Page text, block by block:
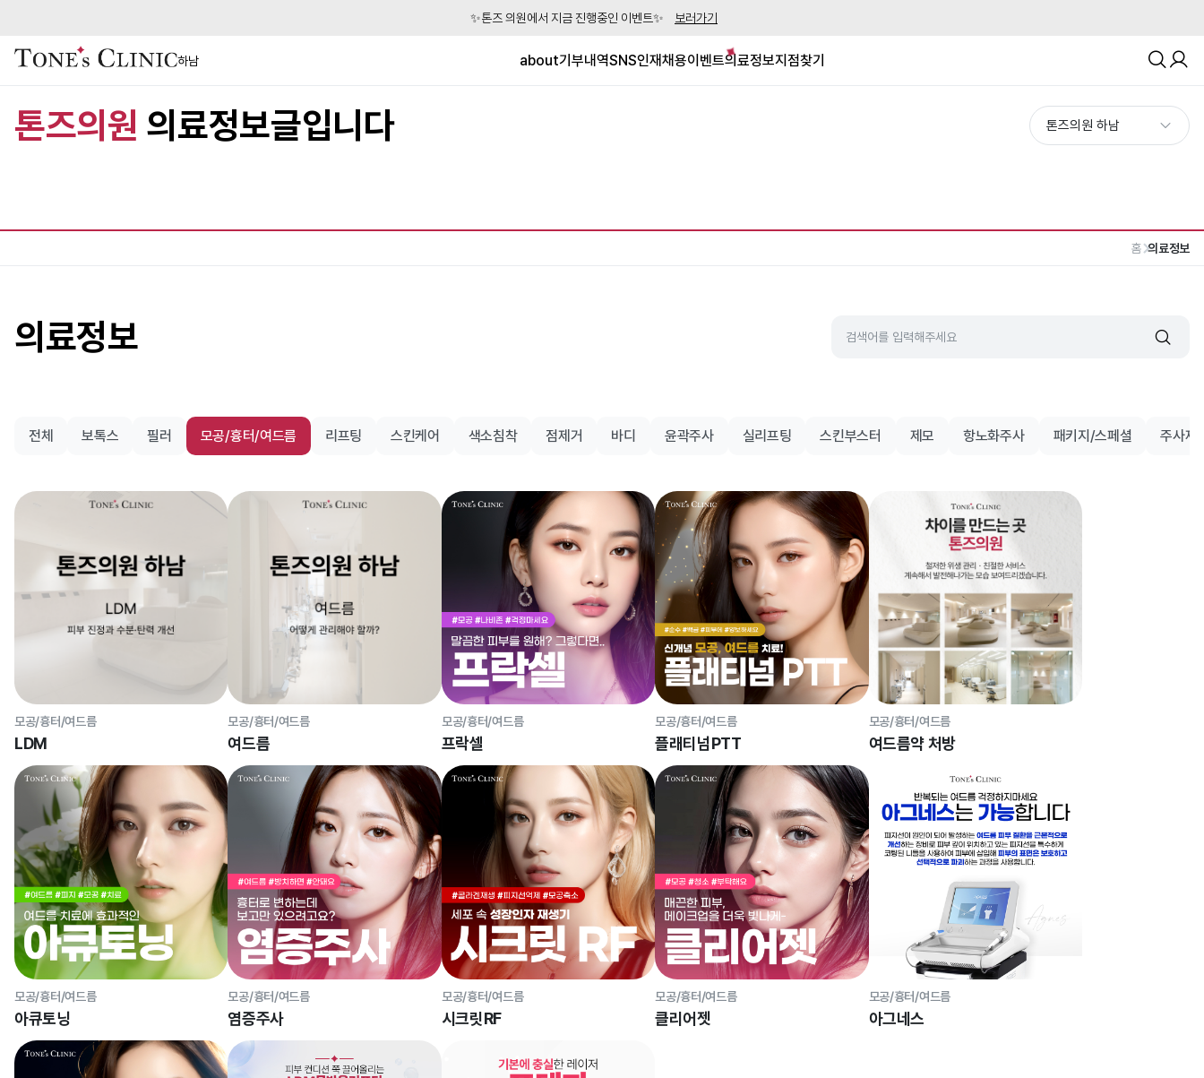
✨톤즈 의원에서 지금 진행중인 이벤트✨ 보러가기
하남 about기부내역SNS인재채용이벤트의료정보지점찾기
톤즈의원 의료정보글입니다
홈 의료정보
의료정보
전체 보톡스 필러 모공/흉터/여드름 리프팅 스킨케어 색소침착 점제거 바디 윤곽주사 실리프팅 스킨부스터 제모 항노화주사 패키지/스페셜 주사제
모공/흉터/여드름
LDM
모공/흉터/여드름
여드름
모공/흉터/여드름
프락셀
모공/흉터/여드름
플래티넘PTT
모공/흉터/여드름
여드름약 처방
모공/흉터/여드름
아큐토닝
모공/흉터/여드름
염증주사
모공/흉터/여드름
시크릿RF
모공/흉터/여드름
클리어젯
모공/흉터/여드름
아그네스